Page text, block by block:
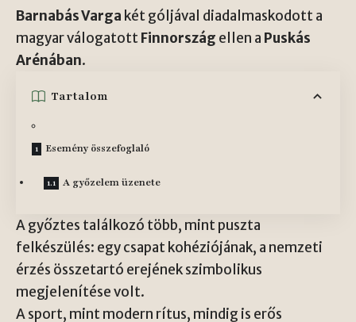
Barnabás Varga két góljával diadalmaskodott a
magyar válogatottFinnország ellen a Puskás
Arénában.
Tartalom
Esemény összefoglaló
A győzelem üzenete
A győztes találkozó több, mint puszta
felkészülés: egy csapat kohéziójának, a nemzeti
érzés összetartó erejének szimbolikus
megjelenítése volt.
A sport, mint modern rítus, mindig is erős